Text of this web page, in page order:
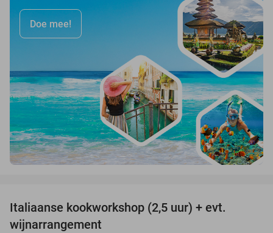
Doe mee!
Italiaanse kookworkshop (2,5 uur) + evt.
wijnarrangement